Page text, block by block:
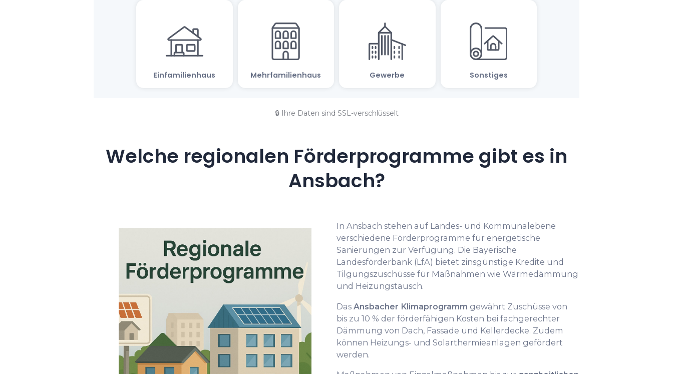
🔒 Ihre Daten sind SSL-verschlüsselt
Welche regionalen Förderprogramme gibt es in
Ansbach?
In Ansbach stehen auf Landes- und Kommunalebene
verschiedene Förderprogramme für energetische
Sanierungen zur Verfügung. Die Bayerische
Landesförderbank (LfA) bietet zinsgünstige Kredite und
Tilgungszuschüsse für Maßnahmen wie Wärmedämmung
und Heizungstausch.
Das Ansbacher Klimaprogramm gewährt Zuschüsse von
bis zu 10 % der förderfähigen Kosten bei fachgerechter
Dämmung von Dach, Fassade und Kellerdecke. Zudem
können Heizungs- und Solarthermieanlagen gefördert
werden.